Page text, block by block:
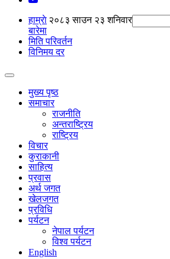
२०८३ साउन २३ शनिवार
हाम्राे
बारेमा
मिति परिवर्तन
विनिमय दर
मुख्य पृष्ठ
समाचार
राजनीति
अन्तराष्ट्रिय
राष्ट्रिय
विचार
कुराकानी
साहित्य
प्रवास
अर्थ जगत
खेलजगत
प्रविधि
पर्यटन
नेपाल पर्यटन
विश्व पर्यटन
English